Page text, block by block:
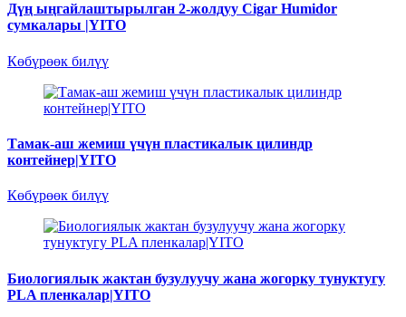
Дүң ыңгайлаштырылган 2-жолдуу Cigar Humidor
сумкалары |YITO
Көбүрөөк билүү
Тамак-аш жемиш үчүн пластикалык цилиндр
контейнер|YITO
Көбүрөөк билүү
Биологиялык жактан бузулуучу жана жогорку тунуктугу
PLA пленкалар|YITO